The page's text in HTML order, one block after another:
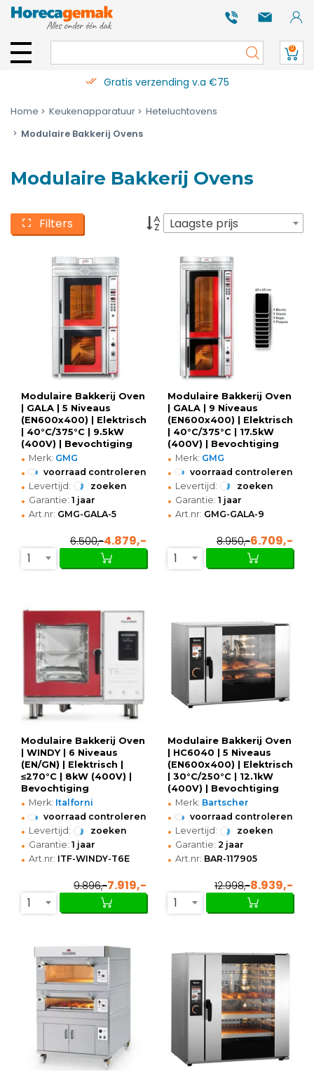
0
Gratis verzending v.a €75
Home Keukenapparatuur
Heteluchtovens
Modulaire Bakkerij Ovens
Modulaire Bakkerij Ovens
Filters Laagste prijs
Modulaire Bakkerij Oven
| GALA | 5 Niveaus
(EN600x400) | Elektrisch
| 40°C/375°C | 9.5kW
(400V) | Bevochtiging
(Handmatig) | Incl.
• Merk: GMG
• voorraad controleren
• Levertijd: zoeken
• Garantie: 1 jaar
• Art.nr: GMG-GALA-5
6.500,-4.879,-
1
Modulaire Bakkerij Oven
| GALA | 9 Niveaus
(EN600x400) | Elektrisch
| 40°C/375°C | 17.5kW
(400V) | Bevochtiging
(Handmatig) | Incl.
• Merk: GMG
• voorraad controleren
• Levertijd: zoeken
• Garantie: 1 jaar
• Art.nr: GMG-GALA-9
8.950,-6.709,-
1
Modulaire Bakkerij Oven
| WINDY | 6 Niveaus
(EN/GN) | Elektrisch |
≤270°C | 8kW (400V) |
Bevochtiging
(Automatisch) |
Zelfreiniging |
Touchscreen |
880x885x785(h)mm
• Merk: Italforni
• voorraad controleren
• Levertijd: zoeken
• Garantie: 1 jaar
• Art.nr: ITF-WINDY-T6E
9.896,-7.919,-
1
Modulaire Bakkerij Oven
| HC6040 | 5 Niveaus
(EN600x400) | Elektrisch
| 30°C/250°C | 12.1kW
(400V) | Bevochtiging
(Automatisch) |
Zelfreiniging |
Stapelbaar |
Touchscreen + WiFi |
980x900x730(h)mm
• Merk: Bartscher
• voorraad controleren
• Levertijd: zoeken
• Garantie: 2 jaar
• Art.nr: BAR-117905
12.998,-8.939,-
1